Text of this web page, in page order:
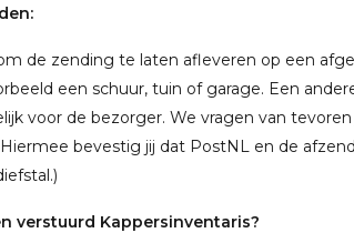
de zending te laten afleveren op een
een schuur, tuin of garage. Een
voor de bezorger. We vragen van
bevestig jij dat PostNL en de
verstuurd Kappersinventaris?